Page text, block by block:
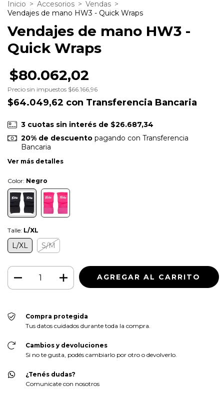
Inicio > Accesorios > Vendas >
Vendajes de mano HW3 - Quick Wraps
Vendajes de mano HW3 -
Quick Wraps
$80.062,02
Precio sin impuestos $66.166,96
$64.049,62 con Transferencia Bancaria
3 cuotas sin interés de $26.687,34
20% de descuentopagando con Transferencia
Bancaria
Ver más detalles
Color: Negro
Talle: L/XL
L/XL S/M
Compra protegida
Tus datos cuidados durante toda la compra.
Cambios y devoluciones
Si no te gusta, podés cambiarlo por otro o devolverlo.
¿Tenés dudas?
Comunicate con nosotros